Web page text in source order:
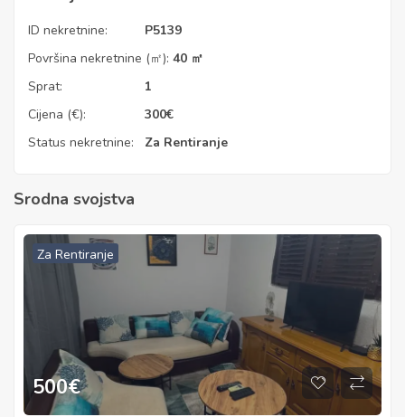
ID nekretnine:
P5139
Površina nekretnine (㎡): 40 ㎡
Sprat:
1
Cijena (€):
300€
Status nekretnine:
Za Rentiranje
Srodna svojstva
Za Rentiranje
500€